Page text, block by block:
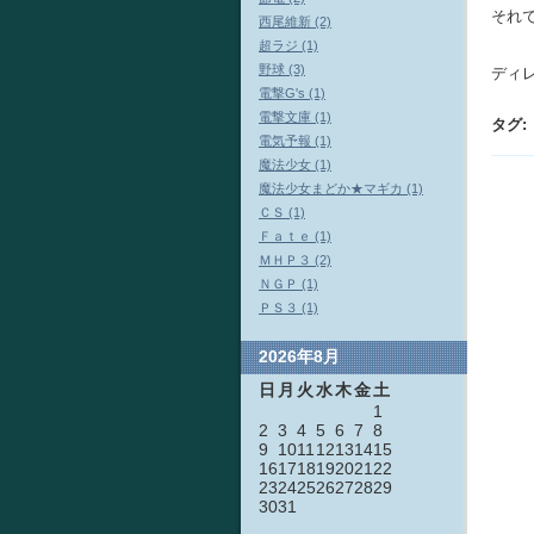
それ
ディ
タグ:
西尾維新 (2)
超ラジ (1)
野球 (3)
電撃G's (1)
電撃文庫 (1)
電気予報 (1)
魔法少女 (1)
魔法少女まどか★マギカ (1)
ＣＳ (1)
Ｆａｔｅ (1)
ＭＨＰ３ (2)
ＮＧＰ (1)
ＰＳ３ (1)
2026年8月
日 月 火水木金土
1
2 3 4 5 6 7 8
9
1011 12131415
161718192021 22
23242526272829
3031